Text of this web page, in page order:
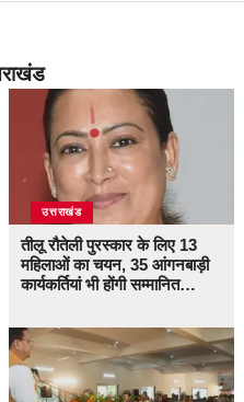
उत्तराखंड
तीलू रौतेली पुरस्कार के लिए 13
महिलाओं का चयन, 35 आंगनबाड़ी
कार्यकर्तियां भी होंगी सम्मानित…